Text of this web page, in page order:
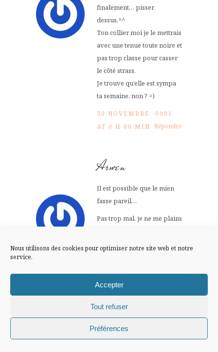
Nous utilisons des cookies pour optimiser notre site web et notre
service.
Accepter
Tout refuser
Préférences
finalement… pisser
dessus.^^
Ton collier moi je le mettrais
avec une tenue toute noire et
pas trop classe pour casser
le côté strass.
Je trouve qu’elle est sympa
ta semaine, non ? =)
30 NOVEMBRE -0001
AT 0 H 00 MIN Répondre
Arwen
Il est possible que le mien
fasse pareil…
Pas trop mal, je ne me plains
Cla
Merci pour ta participation
Suivre sur Instagram
Mentions légales Confidentialité